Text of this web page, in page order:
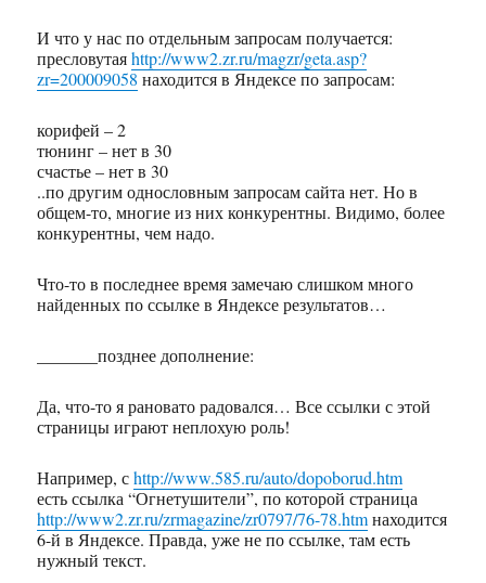
И что у нас по отдельным запросам получается:
пресловутаяhttp://www2.zr.ru/magzr/geta.asp?
zr=200009058находится в Яндексе по запросам:
корифей – 2
тюнинг – нет в 30
счастье – нет в 30
..по другим однословным запросам сайта нет. Но в
общем-то, многие из них конкурентны. Видимо, более
конкурентны, чем надо.
Что-то в последнее время замечаю слишком много
найденных по ссылке в Яндекcе результатов…
_______позднее дополнение:
Да, что-то я рановато радовался… Все ссылки с этой
страницы играют неплохую роль!
Например, сhttp://www.585.ru/auto/dopoborud.htm
есть ссылка “Огнетушители”, по которой страница
http://www2.zr.ru/zrmagazine/zr0797/76-78.htmнаходится
6-й в Яндексе. Правда, уже не по ссылке, там есть
нужный текст.